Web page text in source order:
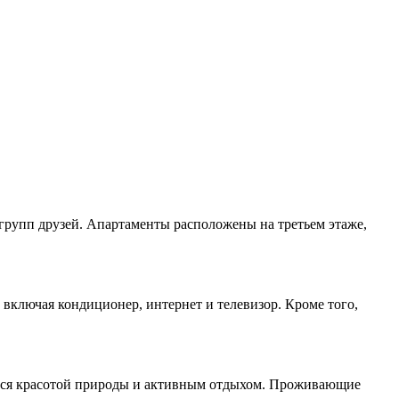
друзей. Апартаменты расположены на третьем этаже,
кондиционер, интернет и телевизор. Кроме того,
красотой природы и активным отдыхом. Проживающие